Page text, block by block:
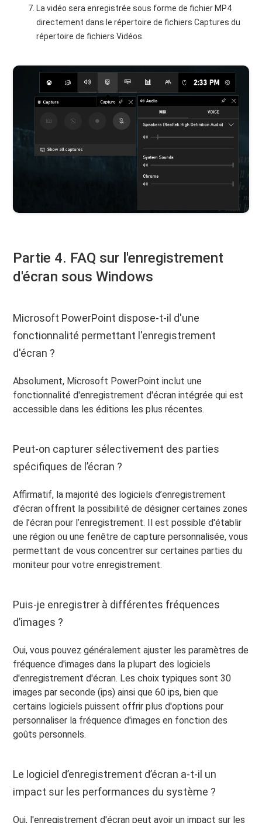
La vidéo sera enregistrée sous forme de fichier MP4
directement dans le répertoire de fichiers Captures du
répertoire de fichiers Vidéos.
Partie 4. FAQ sur l'enregistrement
d'écran sous Windows
Microsoft PowerPoint dispose-t-il d'une
fonctionnalité permettant l'enregistrement
d'écran ?
Absolument, Microsoft PowerPoint inclut une
fonctionnalité d'enregistrement d'écran intégrée qui est
accessible dans les éditions les plus récentes.
Peut-on capturer sélectivement des parties
spécifiques de l’écran ?
Affirmatif, la majorité des logiciels d’enregistrement
d’écran offrent la possibilité de désigner certaines zones
de l’écran pour l’enregistrement. Il est possible d'établir
une région ou une fenêtre de capture personnalisée, vous
permettant de vous concentrer sur certaines parties du
moniteur pour votre enregistrement.
Puis-je enregistrer à différentes fréquences
d’images ?
Oui, vous pouvez généralement ajuster les paramètres de
fréquence d'images dans la plupart des logiciels
d'enregistrement d'écran. Les choix typiques sont 30
images par seconde (ips) ainsi que 60 ips, bien que
certains logiciels puissent offrir plus d'options pour
personnaliser la fréquence d'images en fonction des
goûts personnels.
Le logiciel d’enregistrement d’écran a-t-il un
impact sur les performances du système ?
Oui, l'enregistrement d'écran peut avoir un impact sur les